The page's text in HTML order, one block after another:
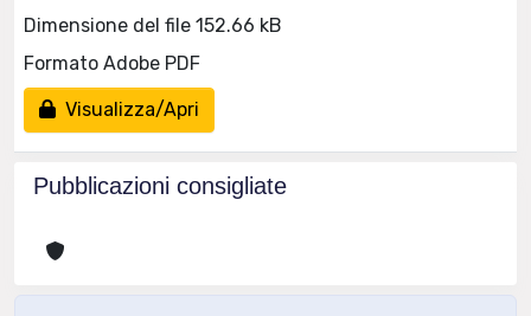
Dimensione del file 152.66 kB
Formato Adobe PDF
Visualizza/Apri
Pubblicazioni consigliate